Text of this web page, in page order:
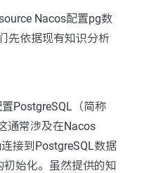
Nacos配置pg数
先依据现有知识分析
PostgreSQL（简称
通常涉及在Nacos
接到PostgreSQL数据
始化。虽然提供的知